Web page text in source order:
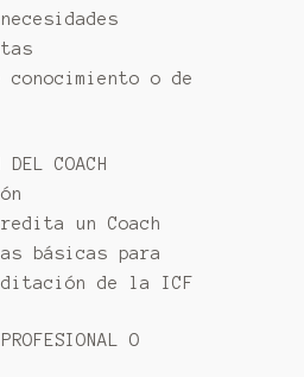
conocimiento o de
COACH
un Coach
básicas para
de la ICF
O